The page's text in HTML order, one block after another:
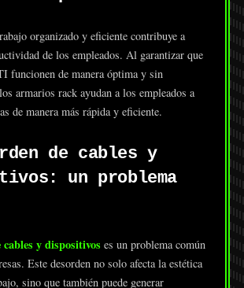
organizado y eficiente contribuye a
de los empleados. Al garantizar que
funcionen de manera óptima y sin
armarios rack ayudan a los empleados a
de manera más rápida y eficiente.
de cables y
un problema
y dispositivos es un problema común
Este desorden no solo afecta la estética
sino que también puede generar